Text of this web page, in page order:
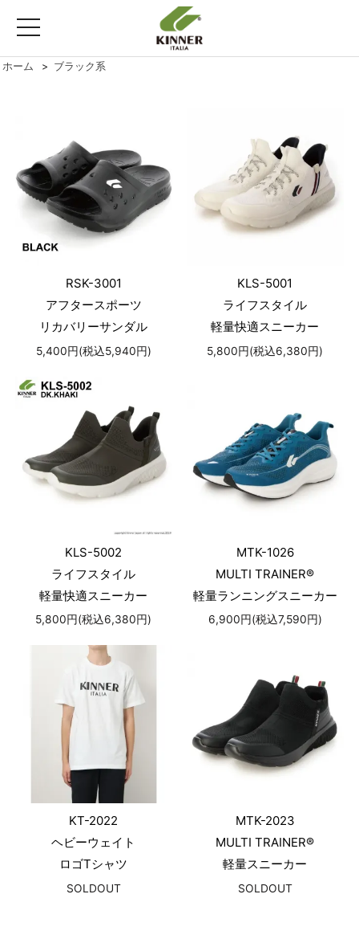
toggle
ホーム > ブラック系
RSK-3001
アフタースポーツ
リカバリーサンダル
5,400円(税込5,940円)
KLS-5001
ライフスタイル
軽量快適スニーカー
5,800円(税込6,380円)
KLS-5002
ライフスタイル
軽量快適スニーカー
5,800円(税込6,380円)
MTK-1026
MULTI TRAINER®
軽量ランニングスニーカー
6,900円(税込7,590円)
KT-2022
ヘビーウェイト
ロゴTシャツ
SOLDOUT
MTK-2023
MULTI TRAINER®
軽量スニーカー
SOLDOUT